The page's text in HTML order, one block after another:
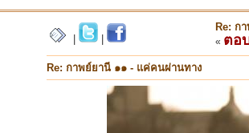
Re: ก
« ตอ
Re: กาพย์ยานี ๑๑ - แค่คนผ่านทาง